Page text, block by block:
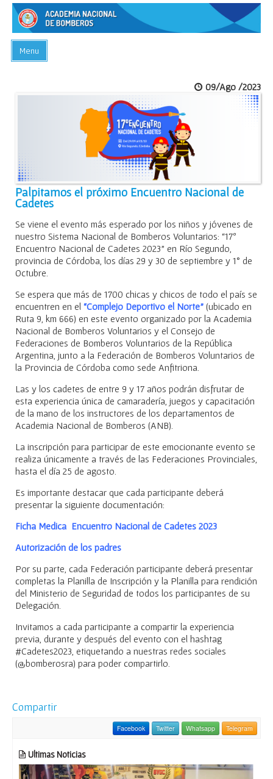
Menu
ACADEMIA
PREGUNTAS FRECUENTES
EVENTOS
CONTACTO
09/Ago /2023
Palpitamos el próximo Encuentro Nacional de
Cadetes
Se viene el evento más esperado por los niños y jóvenes de
nuestro Sistema Nacional de Bomberos Voluntarios: “17º
Encuentro Nacional de Cadetes 2023” en Río Segundo,
provincia de Córdoba, los días 29 y 30 de septiembre y 1° de
Octubre.
Se espera que más de 1700 chicas y chicos de todo el país se
encuentren en el “Complejo Deportivo el Norte” (ubicado en
Ruta 9, km 666) en este evento organizado por la Academia
Nacional de Bomberos Voluntarios y el Consejo de
Federaciones de Bomberos Voluntarios de la República
Argentina, junto a la Federación de Bomberos Voluntarios de
la Provincia de Córdoba como sede Anfitriona.
Las y los cadetes de entre 9 y 17 años podrán disfrutar de
esta experiencia única de camaradería, juegos y capacitación
de la mano de los instructores de los departamentos de
Academia Nacional de Bomberos (ANB).
La inscripción para participar de este emocionante evento se
realiza únicamente a través de las Federaciones Provinciales,
hasta el día 25 de agosto.
Es importante destacar que cada participante deberá
presentar la siguiente documentación:
Ficha Medica Encuentro Nacional de Cadetes 2023
Autorización de los padres
Por su parte, cada Federación participante deberá presentar
completas la Planilla de Inscripción y la Planilla para rendición
del Ministerio de Seguridad de todos los participantes de su
Delegación.
Invitamos a cada participante a compartir la experiencia
previa, durante y después del evento con el hashtag
#Cadetes2023, etiquetando a nuestras redes sociales
(@bomberosra) para poder compartirlo.
Compartir
Facebook Twitter Whatsapp Telegram
Ultimas Noticias